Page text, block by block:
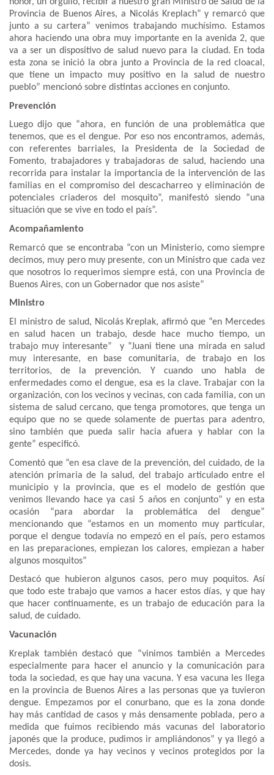
Provincia de Buenos Aires, a Nicolás Kreplach” y remarcó que
junto a su cartera” venimos trabajando muchísimo. Estamos
ahora haciendo una obra muy importante en la avenida 2, que
va a ser un dispositivo de salud nuevo para la ciudad. En toda
esta zona se inició la obra junto a Provincia de la red cloacal,
que tiene un impacto muy positivo en la salud de nuestro
pueblo” mencionó sobre distintas acciones en conjunto.
Prevención
Luego dijo que “ahora, en función de una problemática que
tenemos, que es el dengue. Por eso nos encontramos, además,
con referentes barriales, la Presidenta de la Sociedad de
Fomento, trabajadores y trabajadoras de salud, haciendo una
recorrida para instalar la importancia de la intervención de las
familias en el compromiso del descacharreo y eliminación de
potenciales criaderos del mosquito”, manifestó siendo “una
situación que se vive en todo el país”.
Acompañamiento
Remarcó que se encontraba “con un Ministerio, como siempre
decimos, muy pero muy presente, con un Ministro que cada vez
que nosotros lo requerimos siempre está, con una Provincia de
Buenos Aires, con un Gobernador que nos asiste”
Ministro
El ministro de salud, Nicolás Kreplak, afirmó que “en Mercedes
en salud hacen un trabajo, desde hace mucho tiempo, un
trabajo muy interesante” y “Juani tiene una mirada en salud
muy interesante, en base comunitaria, de trabajo en los
territorios, de la prevención. Y cuando uno habla de
enfermedades como el dengue, esa es la clave. Trabajar con la
organización, con los vecinos y vecinas, con cada familia, con un
sistema de salud cercano, que tenga promotores, que tenga un
equipo que no se quede solamente de puertas para adentro,
sino también que pueda salir hacia afuera y hablar con la
gente” especificó.
Comentó que “en esa clave de la prevención, del cuidado, de la
atención primaria de la salud, del trabajo articulado entre el
municipio y la provincia, que es el modelo de gestión que
venimos llevando hace ya casi 5 años en conjunto” y en esta
ocasión “para abordar la problemática del dengue”
mencionando que “estamos en un momento muy particular,
porque el dengue todavía no empezó en el país, pero estamos
en las preparaciones, empiezan los calores, empiezan a haber
algunos mosquitos”
Destacó que hubieron algunos casos, pero muy poquitos. Así
que todo este trabajo que vamos a hacer estos días, y que hay
que hacer continuamente, es un trabajo de educación para la
salud, de cuidado.
Vacunación
Kreplak también destacó que “vinimos también a Mercedes
especialmente para hacer el anuncio y la comunicación para
toda la sociedad, es que hay una vacuna. Y esa vacuna les llega
en la provincia de Buenos Aires a las personas que ya tuvieron
dengue. Empezamos por el conurbano, que es la zona donde
hay más cantidad de casos y más densamente poblada, pero a
medida que fuimos recibiendo más vacunas del laboratorio
japonés que la produce, pudimos ir ampliándonos” y ya llegó a
Mercedes, donde ya hay vecinos y vecinos protegidos por la
dosis.